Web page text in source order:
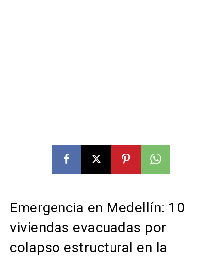
Emergencia en Medellín: 10
viviendas evacuadas por
colapso estructural en la